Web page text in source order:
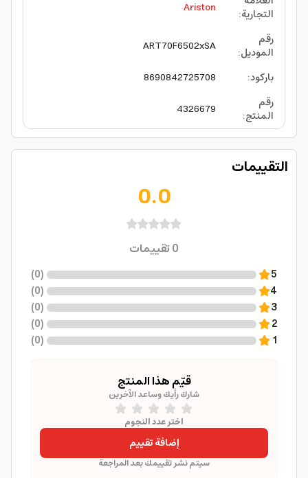
التجارية:
Ariston
رقم
الموديل:
ART70F6502xSA
باركود:
8690842725708
رقم
المنتج:
4326679
التقييمات
0.0
0تقييمات
5
(
0
)
4
(
0
)
3
(
0
)
2
(
0
)
1
(
0
)
قيّم هذا المنتج
شارك رأيك وساعد الآخرين
اختر عدد النجوم
إضافة تقييم
سيتم نشر تقييمك بعد المراجعة